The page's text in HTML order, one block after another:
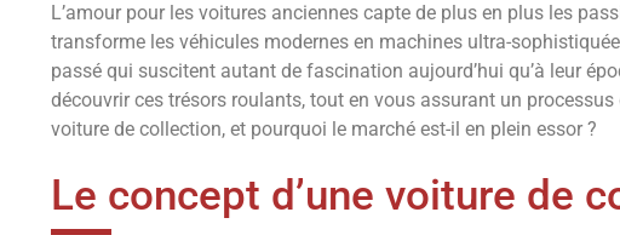
L’amour pour les voitures anciennes capte de plus en plus les
transforme les véhicules modernes en machines ultra-
passé qui suscitent autant de fascination aujourd’hui qu’à leur
découvrir ces trésors roulants, tout en vous assurant un
voiture de collection, et pourquoi le marché est-il en plein essor ?
Le concept d’une voiture de